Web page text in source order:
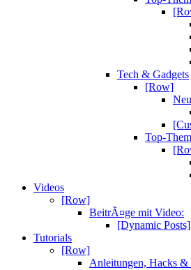
Tech & Gadgets
[Row]
Top-
Videos
[Row]
BeitrÃ¤ge mit Video:
[Dynamic Posts]
Tutorials
[Row]
Anleitungen, Hacks &